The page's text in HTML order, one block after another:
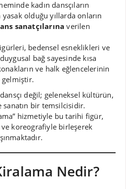
kadın dansçıların
yasak olduğu yıllarda onların
sanatçılarına verilen
bedensel esneklikleri ve
bağ sayesinde kısa
ve halk eğlencelerinin
gelmiştir.
değil; geleneksel kültürün,
sanatın bir temsilcisidir.
hizmetiyle bu tarihi figür,
ve koreografiyle birleşerek
Nedir?